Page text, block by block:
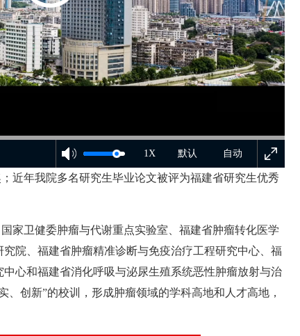
自动
1X 默认
近年我院多名研究生毕业论文被评为福建省研究生优秀
家卫健委肿瘤与代谢重点实验室、福建省肿瘤转化医学
院、福建省肿瘤精准诊断与免疫治疗工程研究中心、福
心和福建省消化呼吸与泌尿生殖系统恶性肿瘤放射与治
、创新”的校训，形成肿瘤领域的学科高地和人才高地，